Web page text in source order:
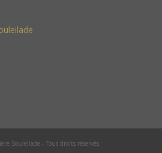
Souleilade - Tous droits réservés.